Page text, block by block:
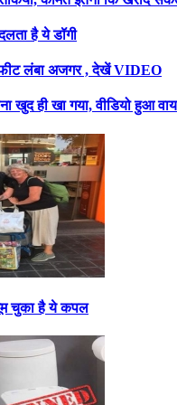
है ये डॉगी
लंबा अजगर , देखें VIDEO
खुद ही खा गया, वीडियो हुआ
चुका है ये कपल